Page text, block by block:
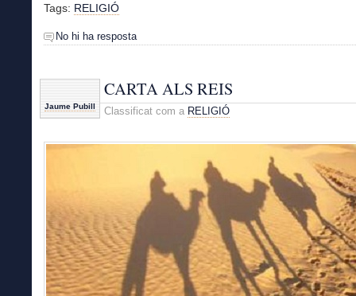
Tags: RELIGIÓ
No hi ha resposta
Jaume Pubill
CARTA ALS REIS
Classificat com a RELIGIÓ